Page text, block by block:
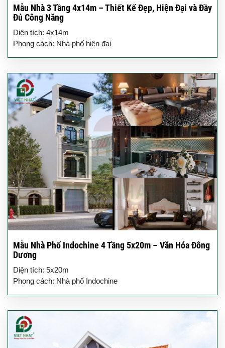
Mẫu Nhà 3 Tầng 4x14m – Thiết Kế Đẹp, Hiện Đại và Đầy
Đủ Công Năng
Diện tích: 4x14m
Phong cách: Nhà phố hiện đại
Mẫu Nhà Phố Indochine 4 Tầng 5x20m – Văn Hóa Đông
Dương
Diện tích: 5x20m
Phong cách: Nhà phố Indochine